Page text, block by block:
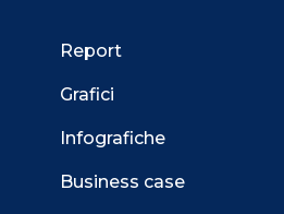
Report
Grafici
Infografiche
Business case